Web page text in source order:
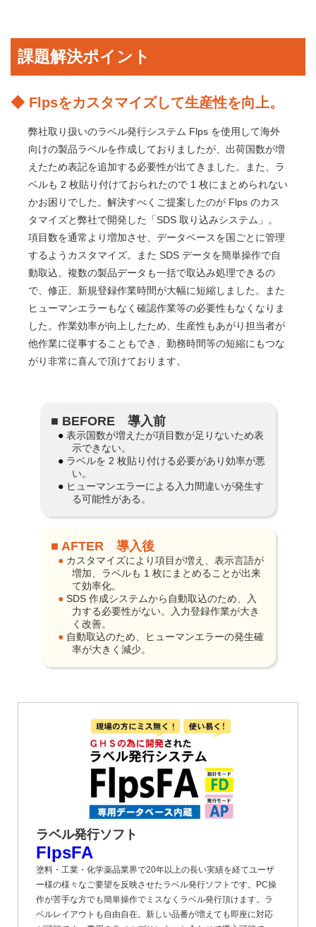
課題解決ポイント
◆ Flpsをカスタマイズして生産性を向上。
弊社取り扱いのラベル発行システム Flps を使用して海外
向けの製品ラベルを作成しておりましたが、出荷国数が増
えたため表記を追加する必要性が出てきました。また、ラ
ベルも 2 枚貼り付けておられたので 1 枚にまとめられない
かお困りでした。解決すべくご提案したのが Flps のカス
タマイズと弊社で開発した「SDS 取り込みシステム」。
項目数を通常より増加させ、データベースを国ごとに管理
するようカスタマイズ。また SDS データを簡単操作で自
動取込。複数の製品データも一括で取込み処理できるの
で、修正、新規登録作業時間が大幅に短縮しました。また
ヒューマンエラーもなく確認作業等の必要性もなくなりま
した。作業効率が向上したため、生産性もあがり担当者が
他作業に従事することもでき、勤務時間等の短縮にもつな
がり非常に喜んで頂けております。
■ BEFORE 導入前
● 表示国数が増えたが項目数が足りないため表
示できない。
● ラベルを 2 枚貼り付ける必要があり効率が悪
い。
● ヒューマンエラーによる入力間違いが発生す
る可能性がある。
■ AFTER 導入後
● カスタマイズにより項目が増え、表示言語が
増加、ラベルも 1 枚にまとめることが出来
て効率化。
● SDS 作成システムから自動取込のため、入
力する必要性がない。入力登録作業が大き
く改善。
● 自動取込のため、ヒューマンエラーの発生確
率が大きく減少。
ラベル発行ソフト
FlpsFA
塗料・工業・化学薬品業界で20年以上の長い実績を経てユーザ
ー様の様々なご要望を反映させたラベル発行ソフトです。PC操
作が苦手な方でも簡単操作でミスなくラベル発行頂けます。ラ
ベルレイアウトも自由自在。新しい品番が増えても即座に対応